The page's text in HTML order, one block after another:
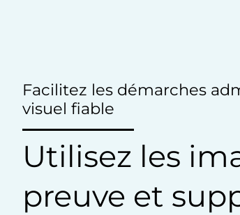
Facilitez les démarches
visuel fiable
Utilisez les
preuve et